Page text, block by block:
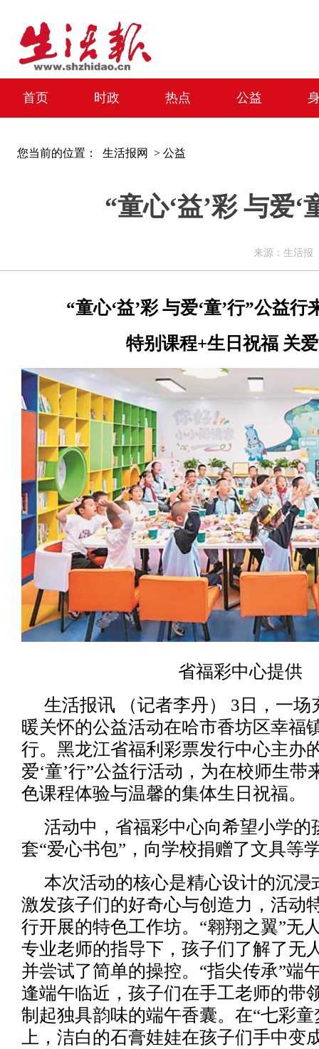
首页 时政 热点 公益
您当前的位置： 生活报网 > 公益
“童心‘益’彩 与爱
来源：生活
“童心‘益’彩 与爱‘童’行”公益行
特别课程+生日祝福 关
省福彩中心提供
生活报讯 （记者李丹） 3日，一场
暖关怀的公益活动在哈市香坊区幸福
行。黑龙江省福利彩票发行中心主办
爱‘童’行”公益行活动，为在校师生带
色课程体验与温馨的集体生日祝福。
活动中，省福彩中心向希望小学的
套“爱心书包”，向学校捐赠了文具等
本次活动的核心是精心设计的沉浸
激发孩子们的好奇心与创造力，活动
行开展的特色工作坊。“翱翔之翼”无
专业老师的指导下，孩子们了解了无
并尝试了简单的操控。“指尖传承”端
逢端午临近，孩子们在手工老师的带
制起独具韵味的端午香囊。在“七彩
上，洁白的石膏娃娃在孩子们手中变